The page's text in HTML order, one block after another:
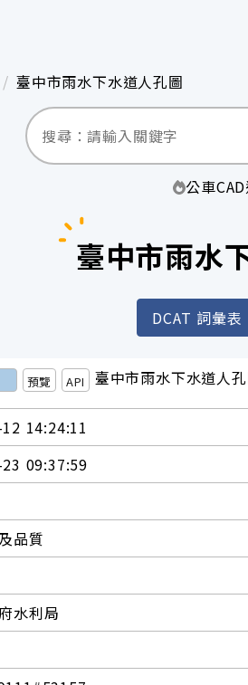
平臺
臺中市雨水下水道人孔圖
公車CAD
臺中市雨水
DCAT 詞彙表
預覽 API 臺中市雨水下水道人
14:24:11
09:37:59
品質
水利局